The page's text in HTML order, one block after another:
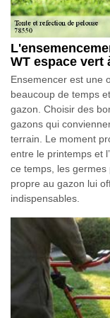
WT espace vert
Ensemencer est une
beaucoup de temps
gazon. Choisir des
gazons qui
terrain. Le moment
entre le printemps et
ce temps, les
propre au gazon lui
indispensables.